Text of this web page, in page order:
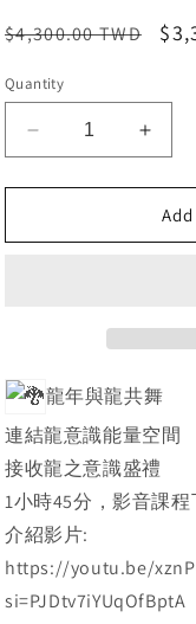
Regular
$4,300.00 TWD
Quantity
Decrease
quantity
for
龍
舞
接
收
龍
之
意
盛
禮
for
🐉
龍
龍
共
舞
接
收
龍
之
識
盛
禮
龍年與龍共舞
連結龍意識能量空間
接收龍之意識盛禮
1小時45分，影音課程
介紹影片:
https://youtu.be/
si=PJDtv7iYUqOfBptA